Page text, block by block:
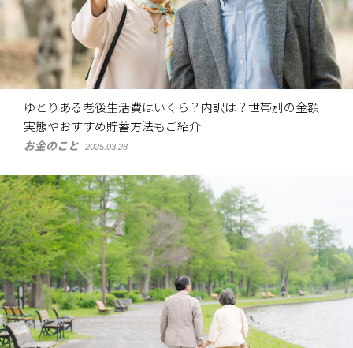
ゆとりある老後生活費はいくら？内訳は？世帯別の金額
実態やおすすめ貯蓄方法もご紹介
お金のこと 2025.03.28